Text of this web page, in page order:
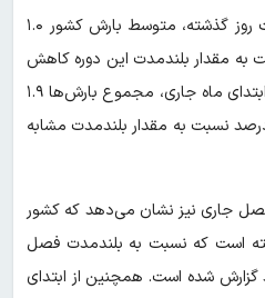
در تحلیل روند بارش‌ها در هفت روز گذشته، متوسط بارش کشور ۱.۰
مقدار بلندمدت این دوره کاهش
۲۷.۴ درصد را نشان می‌دهد. از ابتدای ماه جاری، مجموع بارش‌ها ۱.۹
بوده که کاهش ۵۴.۳ درصد نسبت به مقدار بلندمدت مشابه
فصل جاری نیز نشان می‌دهد که کشور
داشته است که نسبت به بلندمدت فصل
معادل ۲۰.۰ درصد گزارش شده است. همچنین از ابتدای